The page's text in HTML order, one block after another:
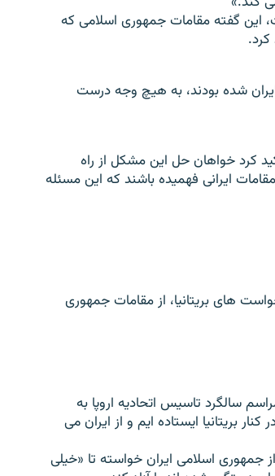
این گفته مقامات جمهوری اسلامی که
کرد.
شده بودند، به هیچ وجه درست
کرد خواهان حل این مشکل از راه
ایرانی فهمیده باشند که این مسئله
های بریتانیا، از مقامات جمهوری
سالگرد تاسیس اتحادیه اروپا به
بریتانیا ایستاده ایم و از ایران می
جمهوری اسلامی ایران خواسته تا «خیلی